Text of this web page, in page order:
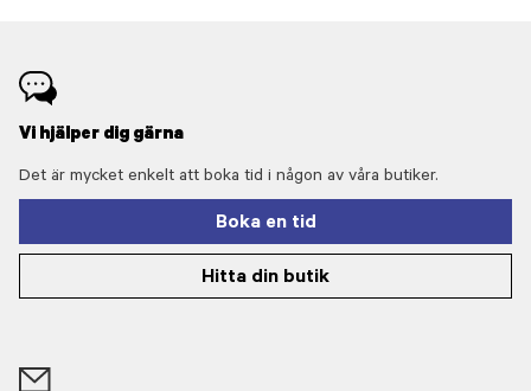
Vi hjälper dig gärna
Det är mycket enkelt att boka tid i någon av våra butiker.
Boka en tid
Hitta din butik